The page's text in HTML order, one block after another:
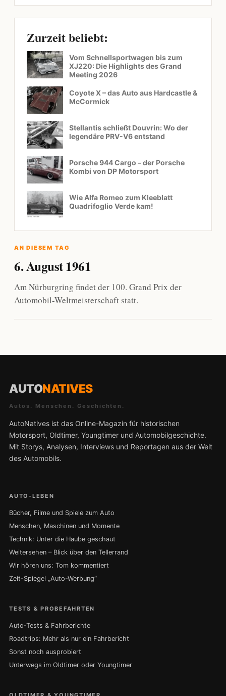
Zurzeit beliebt:
Vom Schnellsportwagen bis zum
XJ220: Die Highlights des Grand
Meeting 2026
Coyote X – das Auto aus Hardcastle &
McCormick
Stellantis schließt Douvrin: Wo der
legendäre PRV-V6 entstand
Porsche 944 Cargo – der Porsche
Kombi von DP Motorsport
Wie Alfa Romeo zum Kleeblatt
Quadrifoglio Verde kam!
AN DIESEM TAG
6. August 1961
Am Nürburgring findet der 100. Grand Prix der
Automobil-Weltmeisterschaft statt.
AUTONATIVES
Autos. Menschen. Geschichten.
AutoNatives ist das Online-Magazin für historischen
Motorsport, Oldtimer, Youngtimer und Automobilgeschichte.
Mit Storys, Analysen, Interviews und Reportagen aus der Welt
des Automobils.
AUTO-LEBEN
Bücher, Filme und Spiele zum Auto
Menschen, Maschinen und Momente
Technik: Unter die Haube geschaut
Weitersehen – Blick über den Tellerrand
Wir hören uns: Tom kommentiert
Zeit-Spiegel „Auto-Werbung“
TESTS & PROBEFAHRTEN
Auto-Tests & Fahrberichte
Roadtrips: Mehr als nur ein Fahrbericht
Sonst noch ausprobiert
Unterwegs im Oldtimer oder Youngtimer